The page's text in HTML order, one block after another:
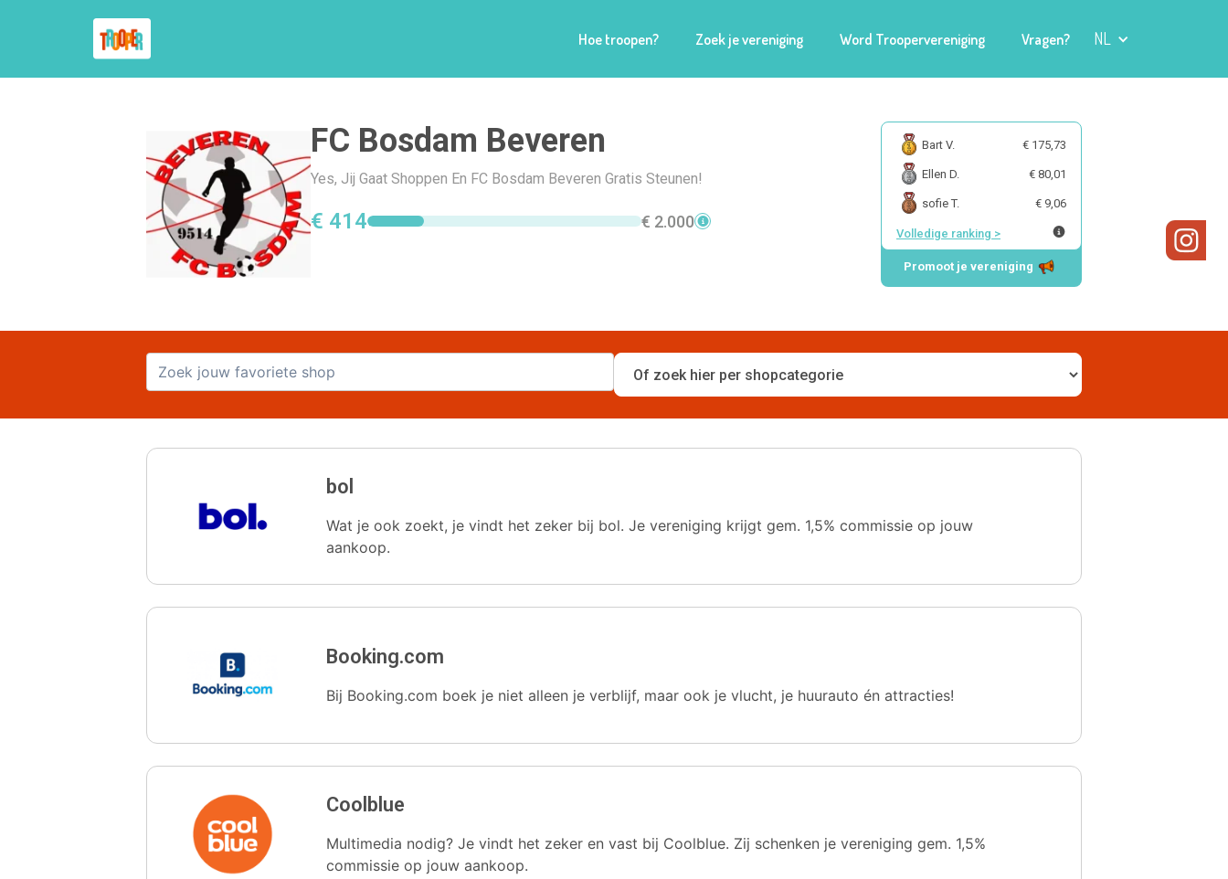
Hoe troopen? Zoek je vereniging Word Troopervereniging Vragen? NL
FC Bosdam Beveren
Yes, Jij Gaat Shoppen En FC Bosdam Beveren Gratis Steunen!
€ 414 € 2.000
Bart V. € 175,73
Ellen D. € 80,01
sofie T. € 9,06
Volledige ranking >
Promoot je vereniging
bol
Wat je ook zoekt, je vindt het zeker bij bol. Je vereniging krijgt gem. 1,5% commissie op jouw
aankoop.
Booking.com
Bij Booking.com boek je niet alleen je verblijf, maar ook je vlucht, je huurauto én attracties!
Coolblue
Multimedia nodig? Je vindt het zeker en vast bij Coolblue. Zij schenken je vereniging gem. 1,5%
commissie op jouw aankoop.